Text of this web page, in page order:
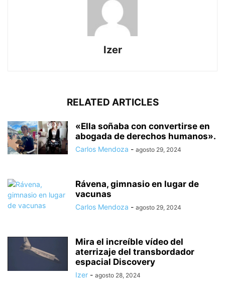
Izer
RELATED ARTICLES
«Ella soñaba con convertirse en
abogada de derechos humanos».
Carlos Mendoza - agosto 29, 2024
Rávena, gimnasio en lugar de
vacunas
Carlos Mendoza - agosto 29, 2024
Mira el increíble vídeo del
aterrizaje del transbordador
espacial Discovery
Izer - agosto 28, 2024